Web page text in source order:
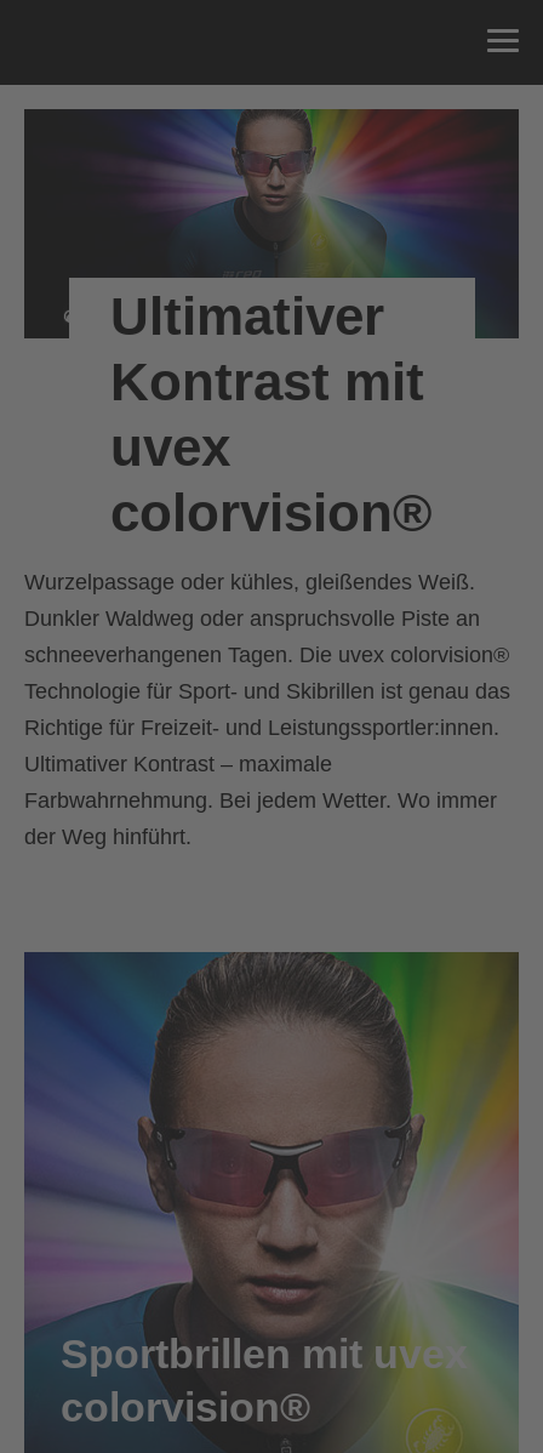
Ultimativer
Kontrast mit
uvex
colorvision®
Wurzelpassage oder kühles, gleißendes Weiß.
Dunkler Waldweg oder anspruchsvolle Piste an
schneeverhangenen Tagen. Die uvex colorvision®
Technologie für Sport- und Skibrillen ist genau das
Richtige für Freizeit- und Leistungssportler:innen.
Ultimativer Kontrast – maximale
Farbwahrnehmung. Bei jedem Wetter. Wo immer
der Weg hinführt.
Sportbrillen mit uvex
colorvision®